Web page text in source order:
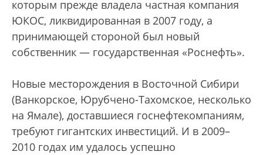
которым прежде владела частная компания
ЮКОС, ликвидированная в 2007 году, а
принимающей стороной был новый
собственник — государственная «Роснефть».
Новые месторождения в Восточной Сибири
(Ванкорское, Юрубчено-Тахомское, несколько
на Ямале), доставшиеся госнефтекомпаниям,
требуют гигантских инвестиций. И в 2009–
2010 годах им удалось успешно